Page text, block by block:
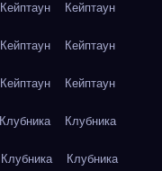
Кейптаун Кейптаун
Кейптаун Кейптаун
Кейптаун Кейптаун
Клубника Клубника
Клубника Клубника